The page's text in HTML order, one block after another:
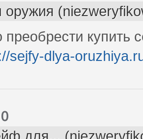
купить
sejfy-dlya-
для...